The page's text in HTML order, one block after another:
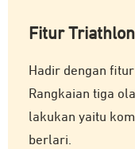
Fitur Triathlon
Hadir dengan
Rangkaian tiga
lakukan yaitu
berlari.